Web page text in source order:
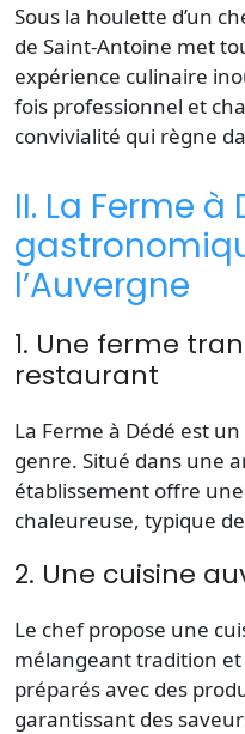
Sous la houlette d’un
de Saint-Antoine met
expérience culinaire
fois professionnel et
convivialité qui règne
II. La Ferme
l’Auvergne
1. Une ferme
restaurant
La Ferme à Dédé est
genre. Situé dans une
établissement offre
chaleureuse, typique
2. Une cuisine
Le chefpropose une
mélangeant tradition
préparés avec des
garantissant des